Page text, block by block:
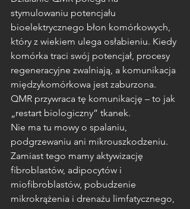
stymulowaniu potencjału
bioelektrycznego błon komórkowych,
który z wiekiem ulega osłabieniu. Kiedy
komórka traci swój potencjał, procesy
regeneracyjne zwalniają, a komunikacja
międzykomórkowa jest zaburzona.
QMR przywraca tę komunikację – to jak
„restart biologiczny” tkanek.
Nie ma tu mowy o spalaniu,
podgrzewaniu ani mikrouszkodzeniu.
Zamiast tego mamy aktywizację
fibroblastów, adipocytów i
miofibroblastów, pobudzenie
mikrokrążenia i drenażu limfatycznego,